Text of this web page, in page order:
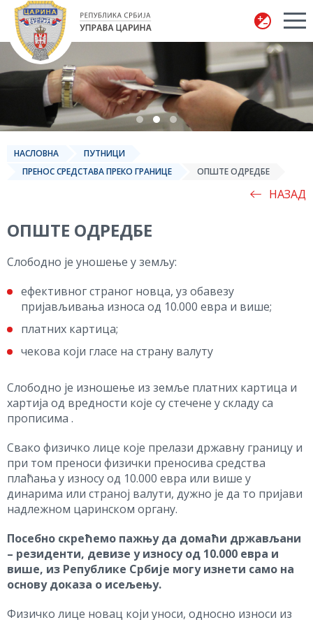
Управа царина
НАСЛОВНА
ПУТНИЦИ
ПРЕНОС СРЕДСТАВА ПРЕКО ГРАНИЦЕ
ОПШТЕ ОДРЕДБЕ
НАЗАД
ОПШТЕ ОДРЕДБЕ
Слободно је уношење у земљу:
ефективног страног новца, уз обавезу
пријављивања износа од 10.000 евра и више;
платних картица;
чекова који гласе на страну валуту
Слободно је изношење из земље платних картица и
хартија од вредности које су стечене у складу са
прописима .
Свако физичко лице које прелази државну границу и
при том преноси физички преносива средства
плаћања у износу од 10.000 евра или више у
динарима или страној валути, дужно је да то пријави
надлежном царинском органу.
Посебно скрећемо пажњу да домаћи држављани
– резиденти, девизе у износу од 10.000 евра и
више, из Републике Србије могу изнети само на
основу доказа о исељењу.
Физичко лице новац који уноси, односно износи из